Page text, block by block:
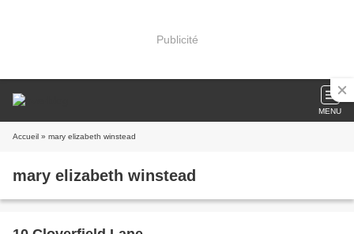
Publicité
MENU
Accueil » mary elizabeth winstead
mary elizabeth winstead